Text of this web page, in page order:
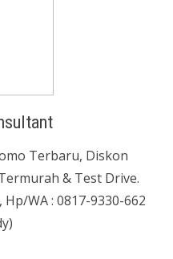
Terbaru, Diskon
& Test Drive.
WA : 0817-9330-662